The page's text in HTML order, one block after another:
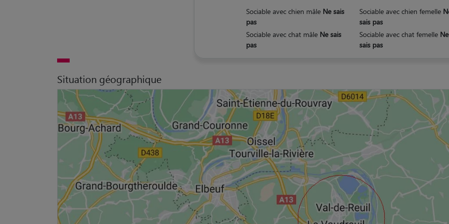
Sociable avec chien mâle Ne sais
pas
Sociable avec chien femelle
sais pas
Sociable avec chat mâle Ne sais
pas
Sociable avec chat femelle Ne
sais pas
Situation géographique